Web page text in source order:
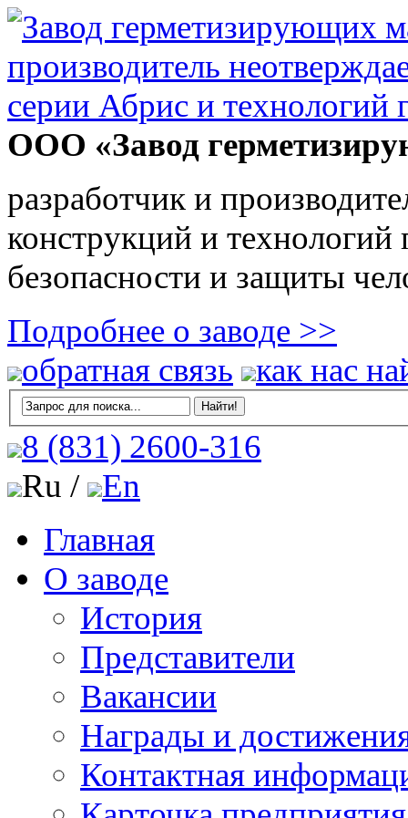
ООО «Завод
разработчик и
конструкций и
безопасности и защиты
Подробнее о заводе >>
обратная связь
как нас
8 (831) 2600-316
Ru /
En
Главная
О заводе
История
Представители
Вакансии
Награды и
Контактная